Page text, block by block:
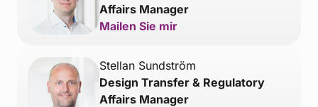
Affairs Manager
Mailen Sie mir
Stellan Sundström
Design Transfer & Regulatory
Affairs Manager